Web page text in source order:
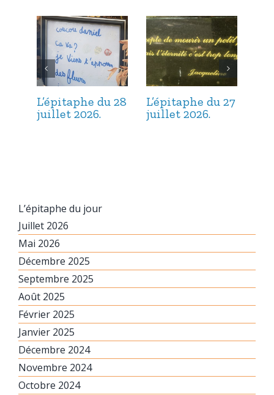
L’épitaphe du 28
juillet 2026.
L’épitaphe du 27
juillet 2026.
L’épitaphe du jour
Juillet 2026
Mai 2026
Décembre 2025
Septembre 2025
Août 2025
Février 2025
Janvier 2025
Décembre 2024
Novembre 2024
Octobre 2024